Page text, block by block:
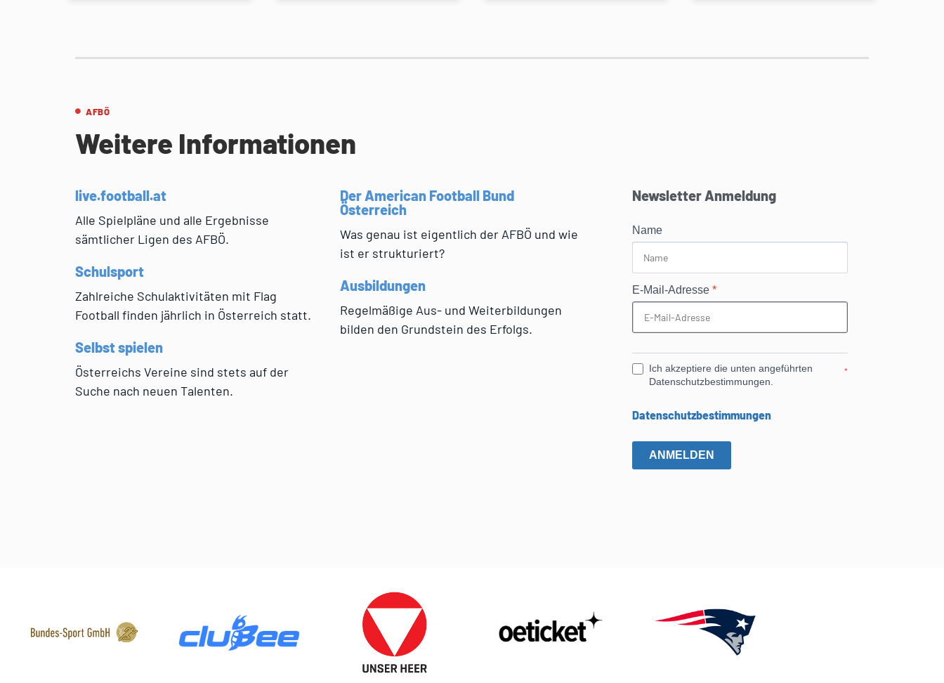
AFBÖ
Weitere Informationen
live.football.at
Alle Spielpläne und alle Ergebnisse
sämtlicher Ligen des AFBÖ.
Schulsport
Zahlreiche Schulaktivitäten mit Flag
Football finden jährlich in Österreich statt.
Selbst spielen
Österreichs Vereine sind stets auf der
Suche nach neuen Talenten.
Der American Football Bund
Österreich
Was genau ist eigentlich der AFBÖ und wie
ist er strukturiert?
Ausbildungen
Regelmäßige Aus- und Weiterbildungen
bilden den Grundstein des Erfolgs.
Newsletter Anmeldung
Name
E-Mail-Adresse*
Ich akzeptiere die unten angeführten
Datenschutzbestimmungen.
*
Datenschutzbestimmungen
ANMELDEN